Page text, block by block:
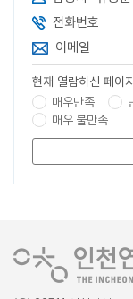
전화번호
이메일
현재 열람하신 페이
매우만족
매우 불만족